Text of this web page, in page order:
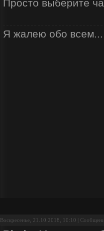
Просто выберите
Я жалею обо всем...
Воскресенье, 21.10.2018, 10:10 |